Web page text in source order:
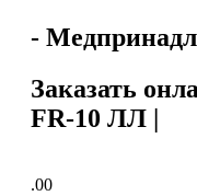
-
Заказать
FR-10 ЛЛ |
.00